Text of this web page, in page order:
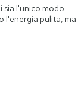
sia l'unico modo
l'energia pulita, ma